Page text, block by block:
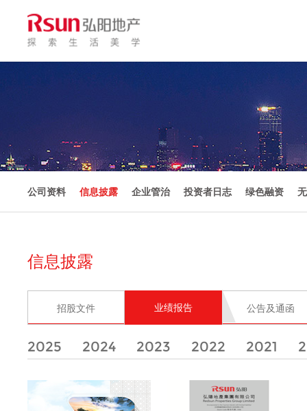
公司资料 信息披露 企业管治 投资者日志 绿色融资
信息披露
招股文件 业绩报告 公告及通函
2025 2024 2023 2022 2021